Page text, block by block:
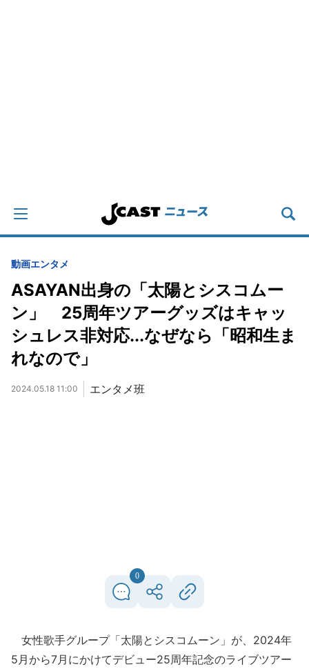
動画エンタメ
ASAYAN出身の「太陽とシスコムー
ン」 25周年ツアーグッズはキャッ
シュレス非対応...なぜなら「昭和生ま
れなので」
2024.05.18 11:00 エンタメ班
0
女性歌手グループ「太陽とシスコムーン」が、2024年
5月から7月にかけてデビュー25周年記念のライブツアー